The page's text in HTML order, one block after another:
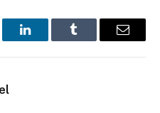
LinkedInTumblr Email